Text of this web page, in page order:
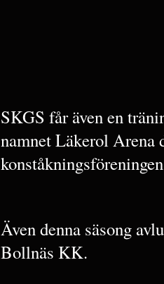
SKGS får även en
namnet Läkerol Arena
Även denna säsong
Bollnäs KK.